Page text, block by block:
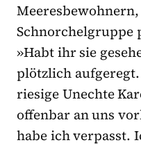
Schnorchelgruppe
»Habt ihr sie
plötzlich
riesige Unechte
offenbar an uns
habe ich verpasst.